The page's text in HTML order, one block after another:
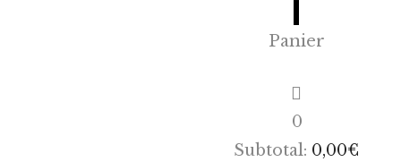
Panier
0
Subtotal: 0,00€